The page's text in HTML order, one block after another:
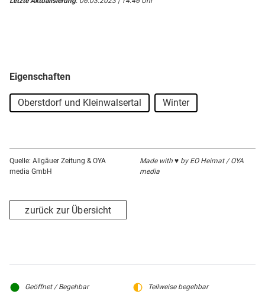
Eigenschaften
Oberstdorf und Kleinwalsertal Winter
Quelle: Allgäuer Zeitung & OYA
media GmbH
Made with ♥ by EO Heimat / OYA
media
zurück zur Übersicht
Geöffnet / Begehbar Teilweise begehbar